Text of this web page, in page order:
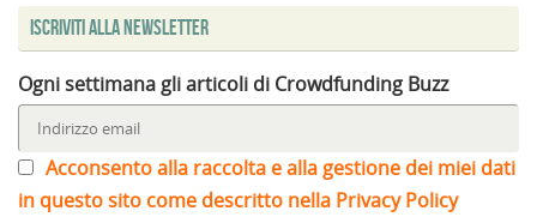
Iscriviti alla Newsletter
Ogni settimana gli articoli di Crowdfunding Buzz
Acconsento alla raccolta e alla gestione dei miei dati
in questo sito come descritto nella Privacy Policy